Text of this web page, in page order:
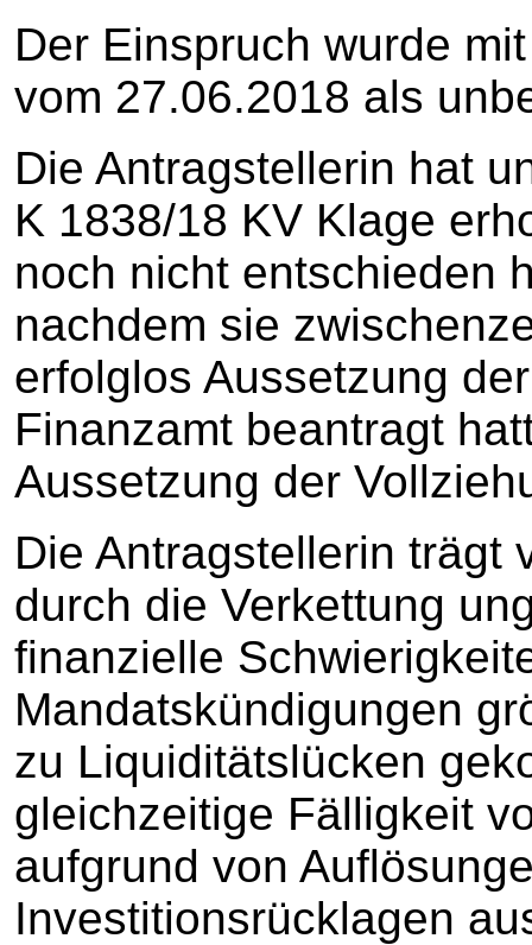
Der Einspruch wurde
vom 27.06.2018 als
Die Antragstellerin hat
K 1838/18 KV Klage
noch nicht entschieden
nachdem sie
erfolglos Aussetzung
Finanzamt beantragt
Aussetzung der
Die Antragstellerin trägt
durch die Verkettung
finanzielle
Mandatskündigungen
zu Liquiditätslücken
gleichzeitige Fälligkeit
aufgrund von
Investitionsrücklagen